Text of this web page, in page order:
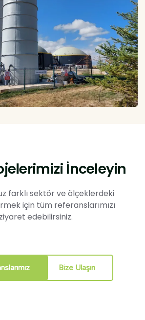
İnceleyin
farklı sektör ve ölçeklerdeki
için tüm referanslarımızı
ziyaret edebilirsiniz.
Bize Ulaşın